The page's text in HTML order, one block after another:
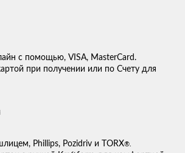
с помощью, VISA, MasterCard.
при получении или по Счету для
Phillips, Pozidriv и TORX®.